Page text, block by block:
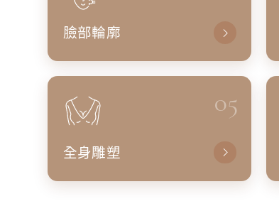
臉部輪廓
05
全身雕塑